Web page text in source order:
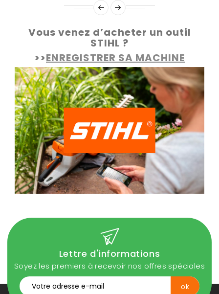
Vous venez d’acheter un outil
STIHL ?
>>ENREGISTRER SA MACHINE
Lettre d'informations
Soyez les premiers à recevoir nos offres spéciales